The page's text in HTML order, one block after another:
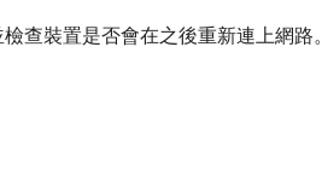
查裝置是否會在之後重新連上網路。